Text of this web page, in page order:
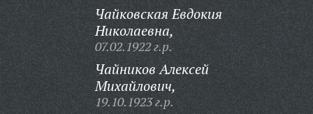
Чайковская Евдокия
Николаевна,
07.02.1922 г.р.
Чайников Алексей
Михайлович,
19.10.1923 г.р.